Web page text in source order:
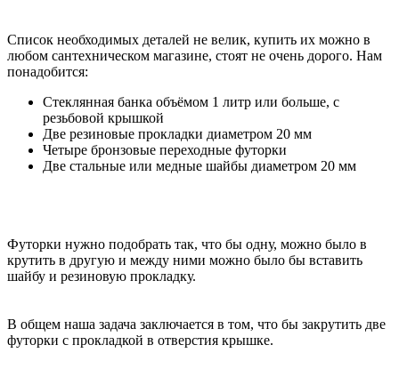
Список необходимых деталей не велик, купить их можно в
любом сантехническом магазине, стоят не очень дорого. Нам
понадобится:
Стеклянная банка объёмом 1 литр или больше, с
резьбовой крышкой
Две резиновые прокладки диаметром 20 мм
Четыре бронзовые переходные футорки
Две стальные или медные шайбы диаметром 20 мм
Футорки нужно подобрать так, что бы одну, можно было в
крутить в другую и между ними можно было бы вставить
шайбу и резиновую прокладку.
В общем наша задача заключается в том, что бы закрутить две
футорки с прокладкой в отверстия крышке.